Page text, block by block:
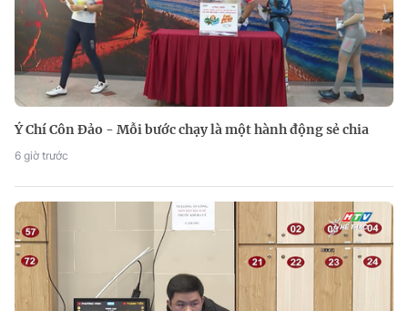
Ý Chí Côn Đảo - Mỗi bước chạy là một hành động sẻ chia
6 giờ trước